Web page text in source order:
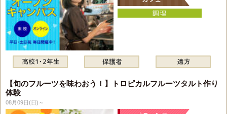
【旬のフルーツを味わおう！】トロピカルフルーツタルト作り
体験
08月09日(日)～